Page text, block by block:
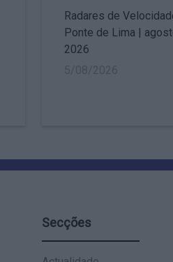
Radares de
Ponte de Lima |
2026
Secções